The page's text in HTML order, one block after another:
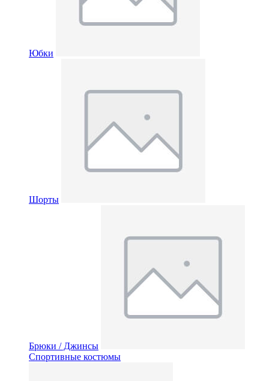
Юбки
Шорты
Брюки / Джинсы
Спортивные костюмы